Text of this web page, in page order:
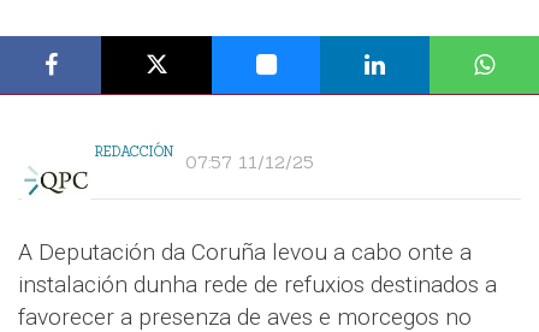
REDACCIÓN 07:57 11/12/25
A Deputación da Coruña levou a cabo onte a
instalación dunha rede de refuxios destinados a
favorecer a presenza de aves e morcegos no